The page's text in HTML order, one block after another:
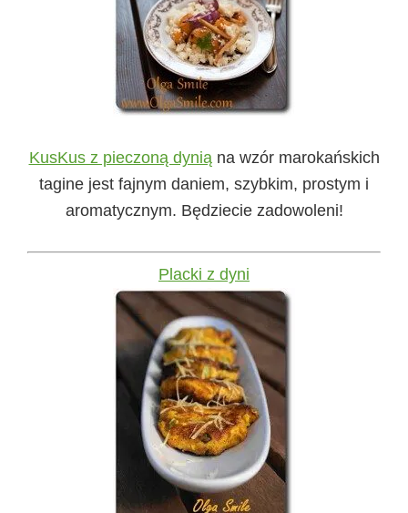
KusKus z pieczoną dynią na wzór marokańskich
tagine jest fajnym daniem, szybkim, prostym i
aromatycznym. Będziecie zadowoleni!
Placki z dyni